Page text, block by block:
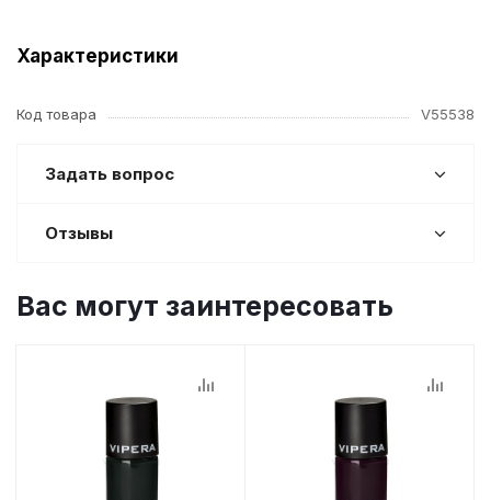
Характеристики
Код товара V55538
Задать вопрос
Отзывы
Вас могут заинтересовать